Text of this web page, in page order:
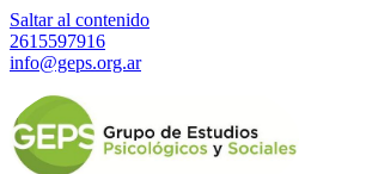
Saltar al contenido
2615597916
info@geps.org.ar